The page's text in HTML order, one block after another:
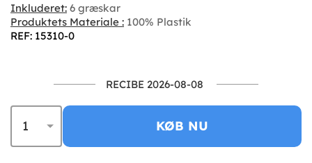
Inkluderet: 6 græskar
Produktets Materiale : 100% Plastik
REF: 15310-0
RECIBE 2026-08-08
KØB NU